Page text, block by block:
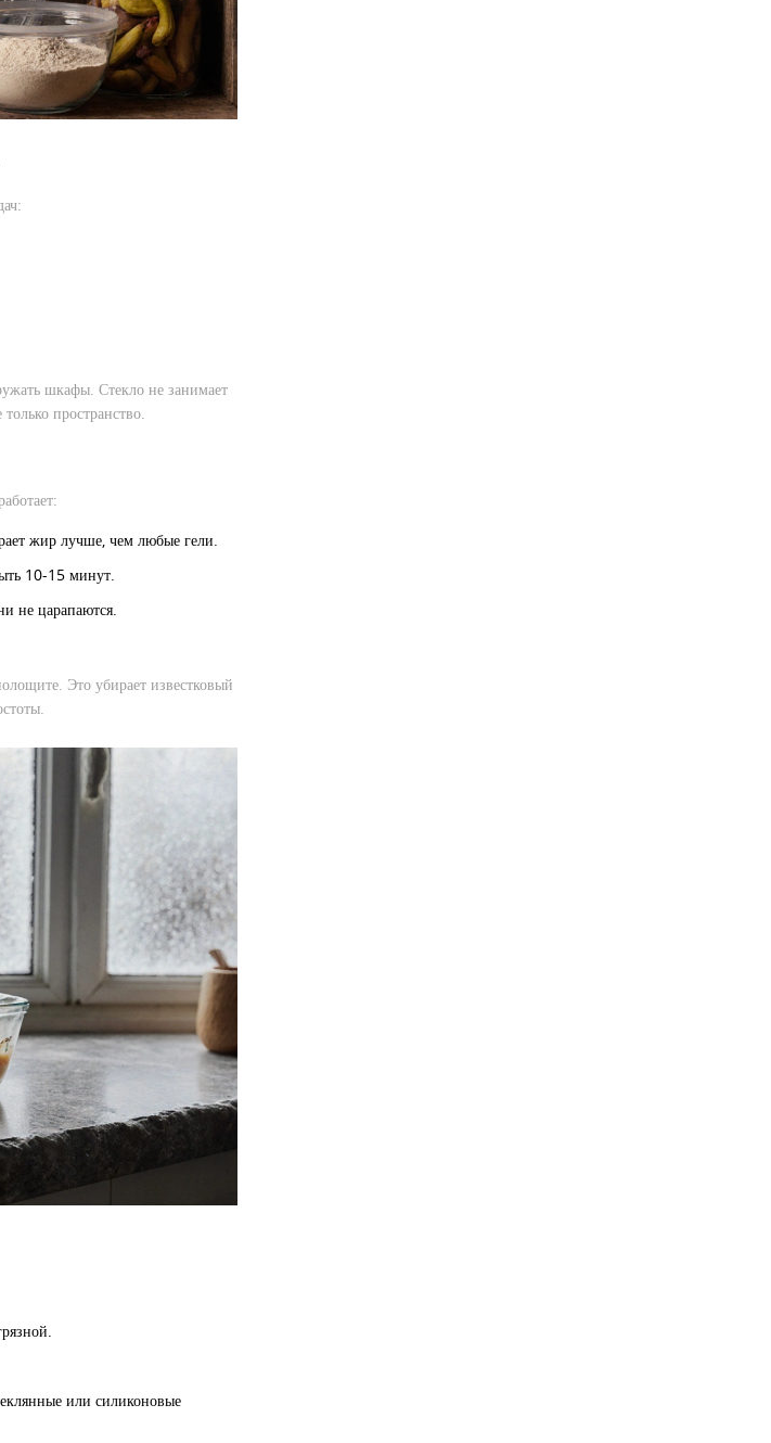
шкафы. Стекло не занимает
пространство.
жир лучше, чем любые гели.
10-15 минут.
не царапаются.
Это убирает известковый
или силиконовые